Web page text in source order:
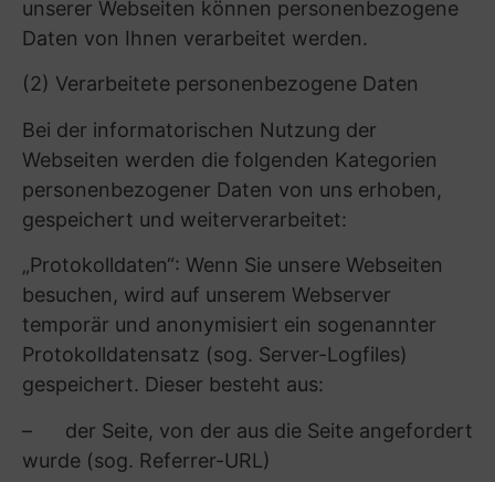
zwischen:
erforderlich, um sich auf der Webseite zu
bewegen, grundlegende Funktionen zu nutzen
und die Sicherheit der Webseite zu
gewährleisten; sie sammeln weder
Informationen über Sie zu Marketingzwecken
noch speichern sie, welche Webseiten Sie
besucht haben;
– Performance Cookies: Diese sammeln
Informationen darüber, wie Sie unsere Webseite
nutzen, welche Seiten Sie besuchen und z.B. ob
Fehler bei der Webseitennutzung auftreten; sie
sammeln keine Informationen, die Sie
identifizieren könnten – alle gesammelten